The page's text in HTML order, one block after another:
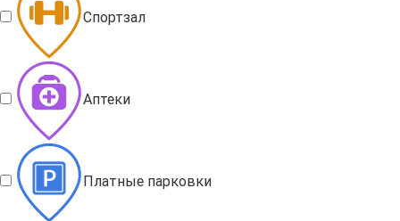
Спортзал
Аптеки
Платные парковки